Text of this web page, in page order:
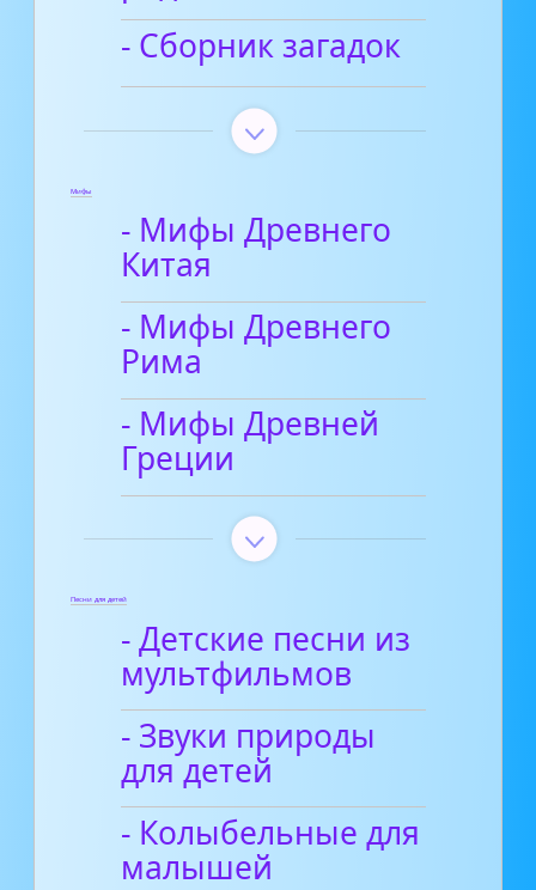
- Сборник загадок
Мифы
- Мифы Древнего
Китая
- Мифы Древнего
Рима
- Мифы Древней
Греции
Песни для детей
- Детские песни из
мультфильмов
- Звуки природы
для детей
- Колыбельные для
малышей